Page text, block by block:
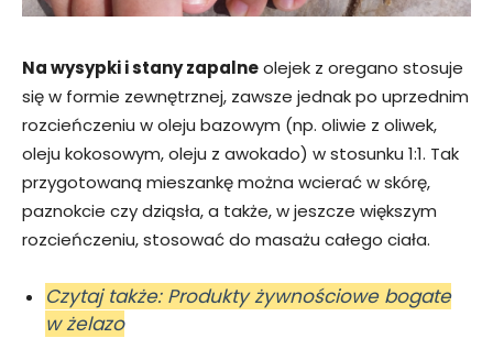
Na wysypki i stany zapalneolejek z oregano stosuje
się w formie zewnętrznej, zawsze jednak po uprzednim
rozcieńczeniu w oleju bazowym (np. oliwie z oliwek,
oleju kokosowym, oleju z awokado) w stosunku 1:1. Tak
przygotowaną mieszankę można wcierać w skórę,
paznokcie czy dziąsła, a także, w jeszcze większym
rozcieńczeniu, stosować do masażu całego ciała.
Czytaj także: Produkty żywnościowe bogate
w żelazo